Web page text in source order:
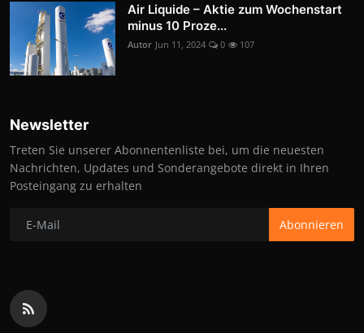
Air Liquide – Aktie zum Wochenstart
minus 10 Proze...
Autor Jun 11, 2024 0 107
Newsletter
Treten Sie unserer Abonnentenliste bei, um die neuesten
Nachrichten, Updates und Sonderangebote direkt in Ihren
Posteingang zu erhalten
Abonnieren